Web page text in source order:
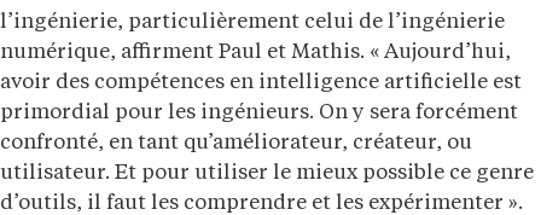
l’ingénierie, particulièrement celui de l’ingénierie
numérique, affirment Paul et Mathis. « Aujourd’hui,
avoir des compétences en intelligence artificielle est
primordial pour les ingénieurs. On y sera forcément
confronté, en tant qu’améliorateur, créateur, ou
utilisateur. Et pour utiliser le mieux possible ce genre
d’outils, il faut les comprendre et les expérimenter ».